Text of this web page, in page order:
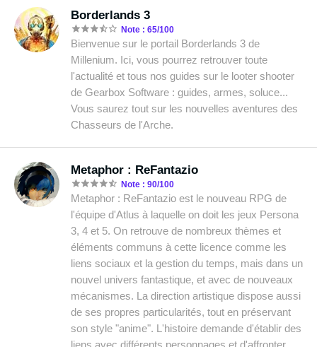
Borderlands 3
Note : 65/100
Bienvenue sur le portail Borderlands 3 de
Millenium. Ici, vous pourrez retrouver toute
l'actualité et tous nos guides sur le looter shooter
de Gearbox Software : guides, armes, soluce...
Vous saurez tout sur les nouvelles aventures des
Chasseurs de l'Arche.
Metaphor : ReFantazio
Note : 90/100
Metaphor : ReFantazio est le nouveau RPG de
l'équipe d'Atlus à laquelle on doit les jeux Persona
3, 4 et 5. On retrouve de nombreux thèmes et
éléments communs à cette licence comme les
liens sociaux et la gestion du temps, mais dans un
nouvel univers fantastique, et avec de nouveaux
mécanismes. La direction artistique dispose aussi
de ses propres particularités, tout en préservant
son style "anime". L'histoire demande d'établir des
liens avec différents personnages et d'affronter